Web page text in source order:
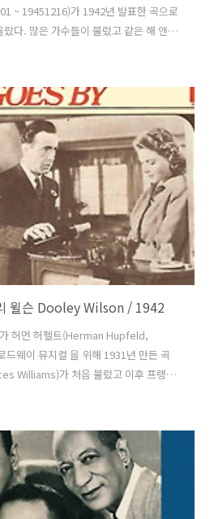
~ 19451216)가 1942년 발표한 곡으로
다. 많은 가수들이 불렀고 같은 해 앤드
가 같은 해 발표해 16위에 올랐고 그
샘 스텝트(Sam H. Stept)가 작곡, 글
마리온 허튼(Marion Hutton), 모
이 보컬로 참여했다. 원 제목은
윌슨 Dooley Wilson / 1942
허먼 허펠트(Herman Hupfeld,
웨이 뮤지컬 을 위해 1931년 만든 곡
Williams)가 처음 불렀고 이후 프랭크
Wilson, 18860403 ~ 19530530)
1942년 영화 속에서 샘이란
리엇 카펜터(Eliot Carpenter)가 연주
마임으..